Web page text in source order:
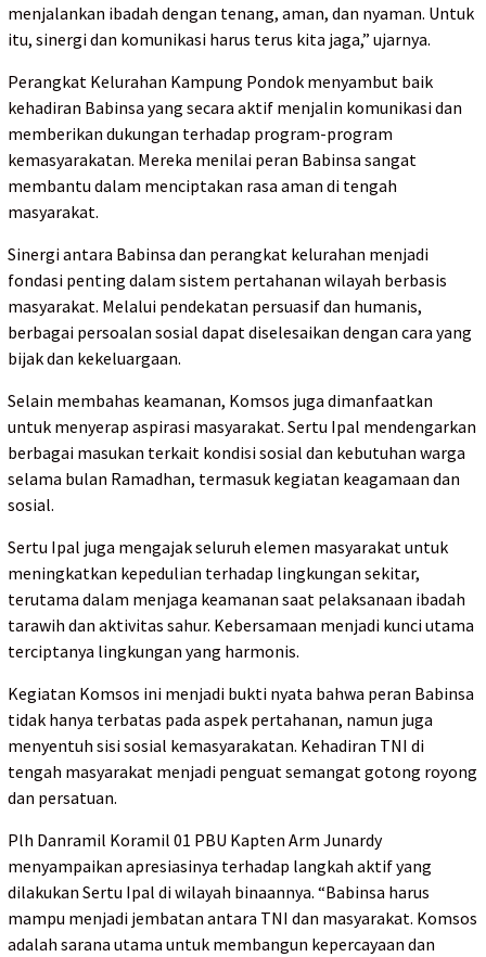
menjalankan ibadah dengan tenang, aman, dan nyaman. Untuk
itu, sinergi dan komunikasi harus terus kita jaga,” ujarnya.
Perangkat Kelurahan Kampung Pondok menyambut baik
kehadiran Babinsa yang secara aktif menjalin komunikasi dan
memberikan dukungan terhadap program-program
kemasyarakatan. Mereka menilai peran Babinsa sangat
membantu dalam menciptakan rasa aman di tengah
masyarakat.
Sinergi antara Babinsa dan perangkat kelurahan menjadi
fondasi penting dalam sistem pertahanan wilayah berbasis
masyarakat. Melalui pendekatan persuasif dan humanis,
berbagai persoalan sosial dapat diselesaikan dengan cara yang
bijak dan kekeluargaan.
Selain membahas keamanan, Komsos juga dimanfaatkan
untuk menyerap aspirasi masyarakat. Sertu Ipal mendengarkan
berbagai masukan terkait kondisi sosial dan kebutuhan warga
selama bulan Ramadhan, termasuk kegiatan keagamaan dan
sosial.
Sertu Ipal juga mengajak seluruh elemen masyarakat untuk
meningkatkan kepedulian terhadap lingkungan sekitar,
terutama dalam menjaga keamanan saat pelaksanaan ibadah
tarawih dan aktivitas sahur. Kebersamaan menjadi kunci utama
terciptanya lingkungan yang harmonis.
Kegiatan Komsos ini menjadi bukti nyata bahwa peran Babinsa
tidak hanya terbatas pada aspek pertahanan, namun juga
menyentuh sisi sosial kemasyarakatan. Kehadiran TNI di
tengah masyarakat menjadi penguat semangat gotong royong
dan persatuan.
Plh Danramil Koramil 01 PBU Kapten Arm Junardy
menyampaikan apresiasinya terhadap langkah aktif yang
dilakukan Sertu Ipal di wilayah binaannya. “Babinsa harus
mampu menjadi jembatan antara TNI dan masyarakat. Komsos
adalah sarana utama untuk membangun kepercayaan dan